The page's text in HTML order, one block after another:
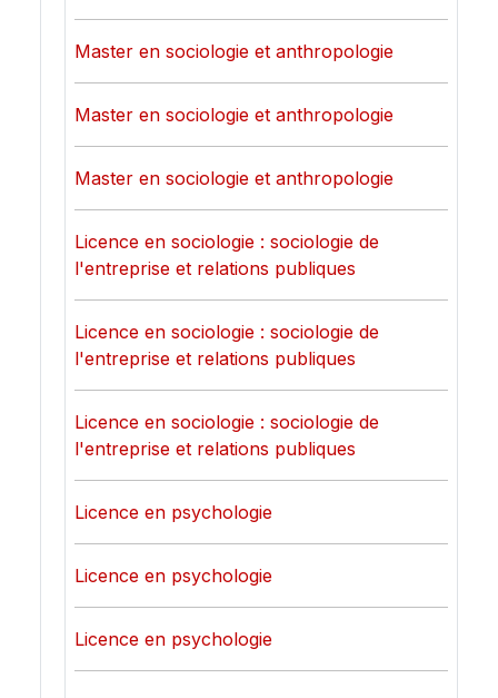
Master en sociologie et anthropologie
Master en sociologie et anthropologie
Master en sociologie et anthropologie
Licence en sociologie : sociologie de
l'entreprise et relations publiques
Licence en sociologie : sociologie de
l'entreprise et relations publiques
Licence en sociologie : sociologie de
l'entreprise et relations publiques
Licence en psychologie
Licence en psychologie
Licence en psychologie